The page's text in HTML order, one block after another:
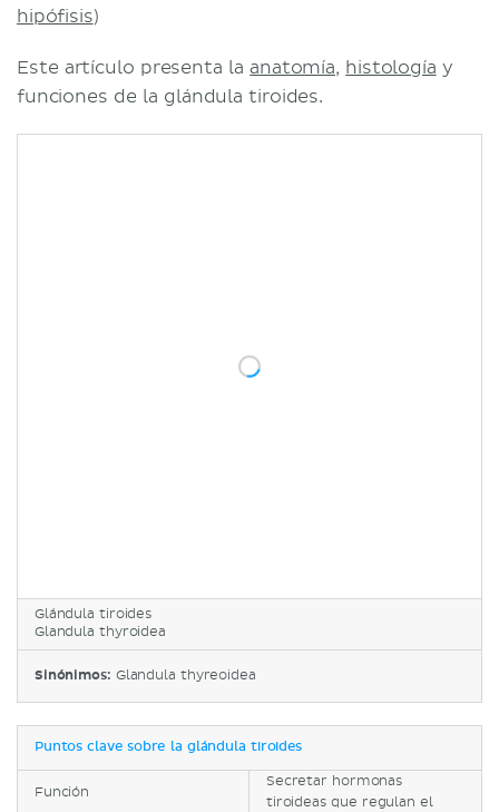
Glándula tiroides
Glandula thyroidea
Sinónimos: Glandula thyreoidea
hipófisis)
Este artículo presenta la anatomía, histología y
funciones de la glándula tiroides.
Puntos clave sobre la glándula tiroides
Función
Secretar hormonas
tiroideas que regulan el